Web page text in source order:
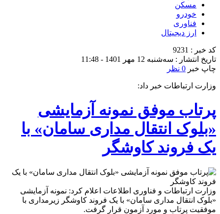
مسکن
خودرو
فناوری
ارز دیجیتال
کد خبر : 9231
تاریخ انتشار : سه‌شنبه 12 مهر 1401 - 11:48
چاپ خبر 0 نظر
وزارت ارتباطات خبر داد:
پرتاب موفق نمونه آزمایشی
«بلوک انتقال مداری سامان» با
یک فروند کاوشگر
وزارت ارتباطات و فناوری اطلاعات اعلام کرد: نمونه آزمایشی
«بلوک انتقال مداری سامان» با یک فروند کاوشگر زیرمداری با
موفقیت پرتاب و مورد آزمون قرار گرفت.